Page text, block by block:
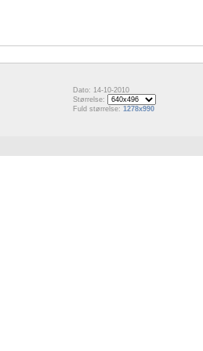
Dato: 14-10-2010
Størrelse:
Fuld størrelse: 1278x990